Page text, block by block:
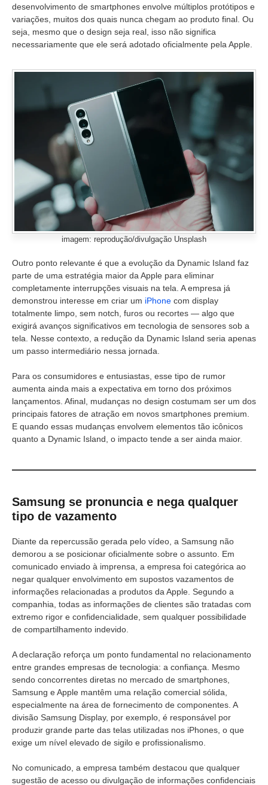
desenvolvimento de smartphones envolve múltiplos protótipos e
variações, muitos dos quais nunca chegam ao produto final. Ou
seja, mesmo que o design seja real, isso não significa
necessariamente que ele será adotado oficialmente pela Apple.
imagem: reprodução/divulgação Unsplash
Outro ponto relevante é que a evolução da Dynamic Island faz
parte de uma estratégia maior da Apple para eliminar
completamente interrupções visuais na tela. A empresa já
demonstrou interesse em criar um iPhone com display
totalmente limpo, sem notch, furos ou recortes — algo que
exigirá avanços significativos em tecnologia de sensores sob a
tela. Nesse contexto, a redução da Dynamic Island seria apenas
um passo intermediário nessa jornada.
Para os consumidores e entusiastas, esse tipo de rumor
aumenta ainda mais a expectativa em torno dos próximos
lançamentos. Afinal, mudanças no design costumam ser um dos
principais fatores de atração em novos smartphones premium.
E quando essas mudanças envolvem elementos tão icônicos
quanto a Dynamic Island, o impacto tende a ser ainda maior.
Samsung se pronuncia e nega qualquer
tipo de vazamento
Diante da repercussão gerada pelo vídeo, a Samsung não
demorou a se posicionar oficialmente sobre o assunto. Em
comunicado enviado à imprensa, a empresa foi categórica ao
negar qualquer envolvimento em supostos vazamentos de
informações relacionadas a produtos da Apple. Segundo a
companhia, todas as informações de clientes são tratadas com
extremo rigor e confidencialidade, sem qualquer possibilidade
de compartilhamento indevido.
A declaração reforça um ponto fundamental no relacionamento
entre grandes empresas de tecnologia: a confiança. Mesmo
sendo concorrentes diretas no mercado de smartphones,
Samsung e Apple mantêm uma relação comercial sólida,
especialmente na área de fornecimento de componentes. A
divisão Samsung Display, por exemplo, é responsável por
produzir grande parte das telas utilizadas nos iPhones, o que
exige um nível elevado de sigilo e profissionalismo.
No comunicado, a empresa também destacou que qualquer
sugestão de acesso ou divulgação de informações confidenciais